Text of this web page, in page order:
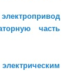
часть